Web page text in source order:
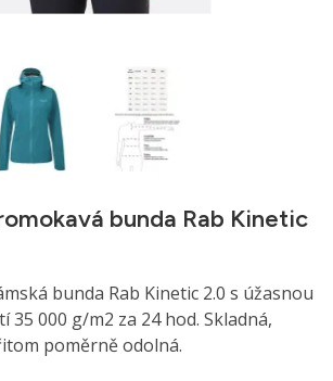
bunda Rab Kinetic
bunda Rab Kinetic 2.0 s úžasnou
000 g/m2 za 24 hod. Skladná,
poměrně odolná.